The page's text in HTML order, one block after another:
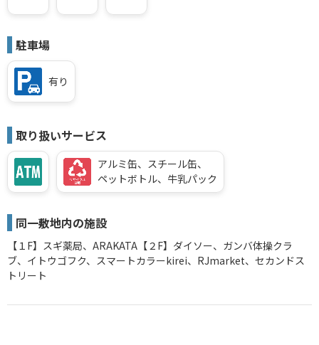
駐車場
有り
取り扱いサービス
アルミ缶、スチール缶、
ペットボトル、牛乳パック
同一敷地内の施設
【１F】スギ薬局、ARAKATA【２F】ダイソー、ガンバ体操クラ
ブ、イトウゴフク、スマートカラーkirei、RJmarket、セカンドス
トリート